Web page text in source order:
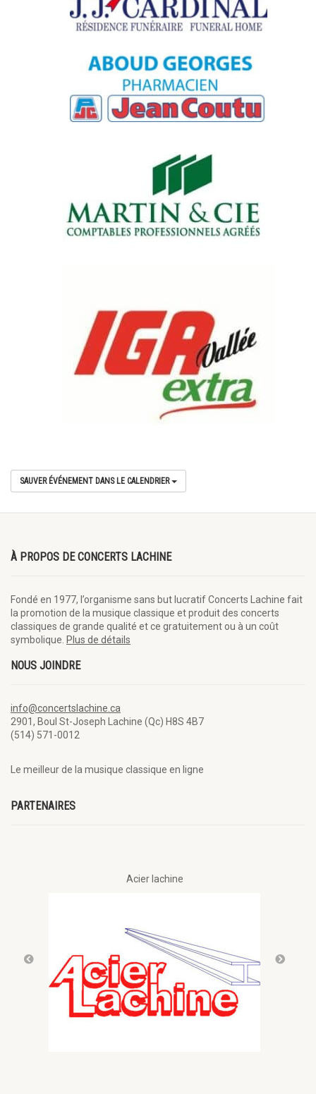
SAUVER ÉVÉNEMENT DANS LE CALENDRIER
À PROPOS DE CONCERTS LACHINE
Fondé en 1977, l’organisme sans but lucratif Concerts Lachine fait
la promotion de la musique classique et produit des concerts
classiques de grande qualité et ce gratuitement ou à un coût
symbolique. Plus de détails
NOUS JOINDRE
info@concertslachine.ca
2901, Boul St-Joseph Lachine (Qc) H8S 4B7
(514) 571-0012
Le meilleur de la musique classique en ligne
PARTENAIRES
Acier lachine